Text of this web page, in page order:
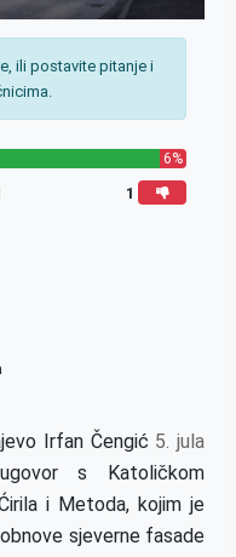
ili postavite pitanje i
6%
1
Irfan Čengić 5. jula
s Katoličkom
i Metoda, kojim je
sjeverne fasade